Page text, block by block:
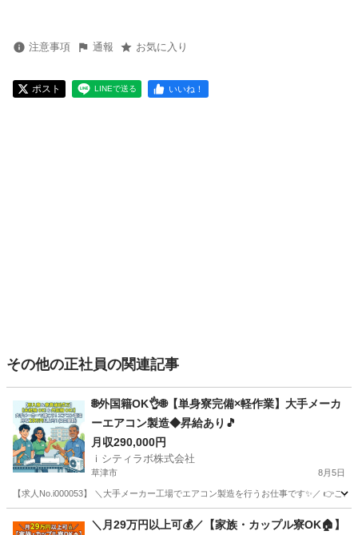
注意事項 通報 お気に入り
ポスト LINEで送る いいね！
その他の正社員の関連記事
🌐外国籍OK👌🌐【単身寮完備×軽作業】大手メーカ
ーエアコン製造◆昇給あり🎵
月収290,000円
ｉシティラボ株式会社
草津市 8月5日
【求人No.i000053】 ＼大手メーカー工場でエアコン製造を行うお仕事です✨／ 👉こ
その他 未経験
＼月29万円以上可💰／【家族・カップル寮OK🏠】